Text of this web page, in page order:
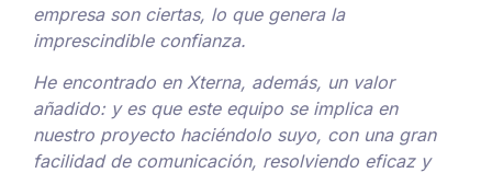
empresa son ciertas, lo que genera la
imprescindible confianza.
He encontrado en Xterna, además, un valor
añadido: y es que este equipo se implica en
nuestro proyecto haciéndolo suyo, con una gran
facilidad de comunicación, resolviendo eficaz y